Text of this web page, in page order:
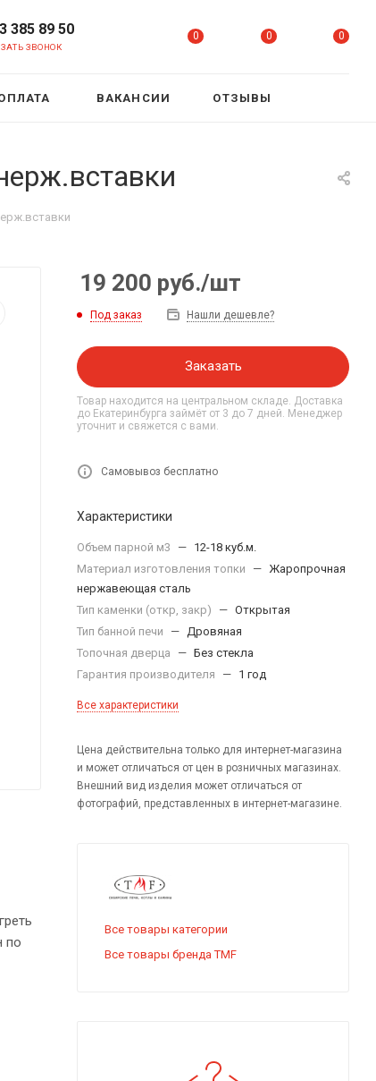
385 89 50
ЗВОНОК
0 0 0
ВАКАНСИИ ОТЗЫВЫ
по
19 200 руб./шт
Под заказ Нашли дешевле?
Заказать
Товар находится на центральном складе. Доставка
до Екатеринбурга займёт от 3 до 7 дней. Менеджер
уточнит и свяжется с вами.
Самовывоз бесплатно
Характеристики
Объем парной м3 — 12-18 куб.м.
Материал изготовления топки
— Жаропрочная
нержавеющая сталь
Тип каменки (откр, закр)
— Открытая
Тип банной печи
— Дровяная
Топочная дверца
— Без стекла
Гарантия производителя
— 1 год
Все характеристики
Цена действительна только для интернет-магазина
и может отличаться от цен в розничных магазинах.
Внешний вид изделия может отличаться от
фотографий, представленных в интернет-магазине.
Все товары категории
Все товары бренда TMF